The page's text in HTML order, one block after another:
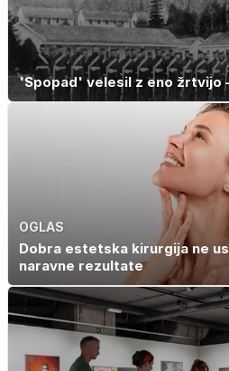
'Spopad' velesil z eno žrtvijo
OGLAS
Dobra estetska kirurgija ne
naravne rezultate